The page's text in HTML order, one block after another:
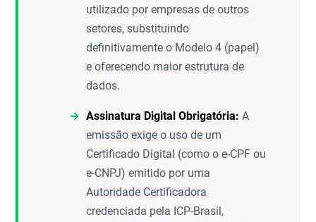
utilizado por empresas de outros
setores, substituindo
definitivamente o Modelo 4 (papel)
e oferecendo maior estrutura de
dados.
Assinatura Digital Obrigatória: A
emissão exige o uso de um
Certificado Digital (como o e-CPF ou
e-CNPJ) emitido por uma
Autoridade Certificadora
credenciada pela ICP-Brasil,